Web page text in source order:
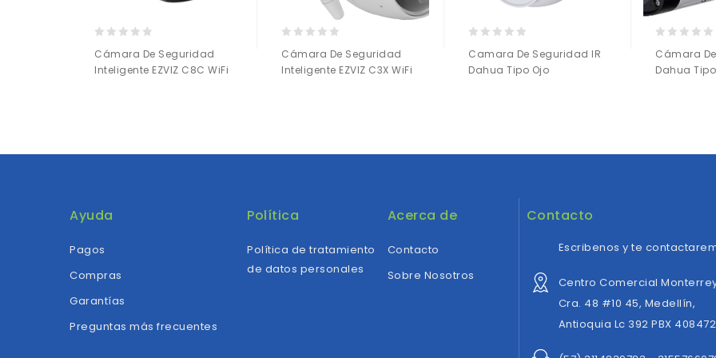
out
of
Cámara De Seguridad
Inteligente EZVIZ C8C WiFi
out
of
Cámara De Seguridad
Inteligente EZVIZ C3X WiFi
out
of
Camara De Seguridad IR
Dahua Tipo Ojo
out
of
Cámara
Dahua
Ayuda
Pagos
Compras
Garantías
Preguntas más frecuentes
Política
Política de tratamiento
de datos personales
Acerca de
Contacto
Sobre Nosotros
Contacto
Escribenos y te
Centro Comercial
Cra. 48 #10 45, Medellín,
Antioquia Lc 392 PBX